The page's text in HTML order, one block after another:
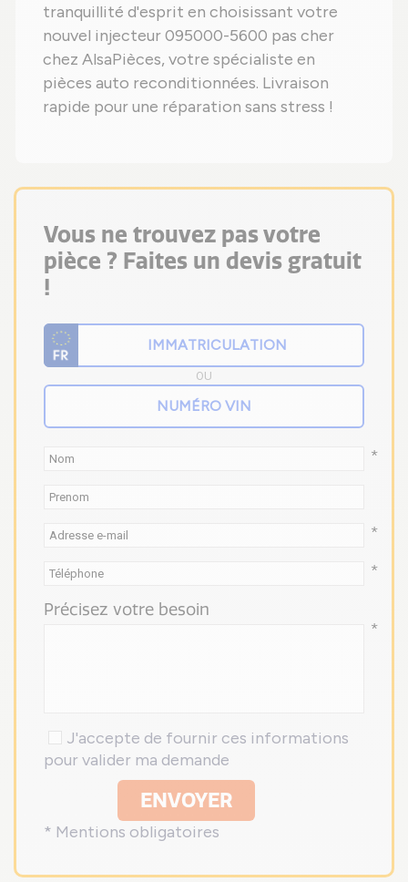
tranquillité d'esprit en choisissant votre
nouvel injecteur 095000-5600 pas cher
chez AlsaPièces, votre spécialiste en
pièces auto reconditionnées. Livraison
rapide pour une réparation sans stress !
Vous ne trouvez pas votre
pièce ? Faites un devis gratuit
!
OU
*
*
*
Précisez votre besoin
*
J'accepte de fournir ces informations
pour valider ma demande
ENVOYER
* Mentions obligatoires